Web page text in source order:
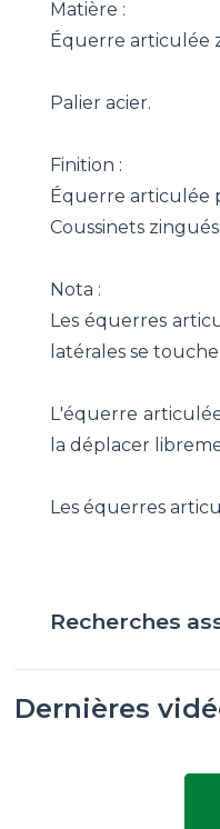
Matière :
Équerre articulée
Palier acier.
Finition :
Équerre articulée
Coussinets zingués.
Nota :
Les équerres
latérales se
L'équerre
la déplacer
Les équerres
Recherches
Dernières